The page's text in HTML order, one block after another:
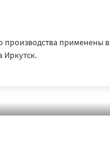
применены в
Иркутск.